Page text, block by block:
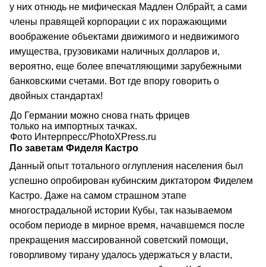
у них отнюдь не мифическая Мадлен Олбрайт, а сами
члены правящей корпорации с их поражающими
воображение объектами движимого и недвижимого
имущества, грузовиками наличных долларов и,
вероятно, еще более впечатляющими зарубежными
банковскими счетами. Вот где впору говорить о
двойных стандартах!
До Германии можно снова гнать фрицев
только на импортных тачках.
Фото Интерпресс/PhotoXPress.ru
По заветам Фиделя Кастро
Данный опыт тотального оглупления населения был
успешно опробирован кубинским диктатором Фиделем
Кастро. Даже на самом страшном этапе
многострадальной истории Кубы, так называемом
особом периоде в мирное время, начавшемся после
прекращения массированной советский помощи,
говорливому тирану удалось удержаться у власти,